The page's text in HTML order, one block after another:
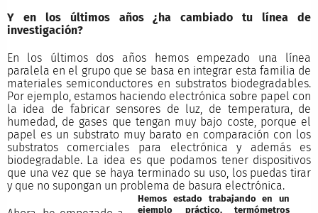
Y en los últimos años ¿ha cambiado tu línea de
investigación?
En los últimos dos años hemos empezado una línea
paralela en el grupo que se basa en integrar esta familia de
materiales semiconductores en substratos biodegradables.
Por ejemplo, estamos haciendo electrónica sobre papel con
la idea de fabricar sensores de luz, de temperatura, de
humedad, de gases que tengan muy bajo coste, porque el
papel es un substrato muy barato en comparación con los
substratos comerciales para electrónica y además es
biodegradable. La idea es que podamos tener dispositivos
que una vez que se haya terminado su uso, los puedas tirar
y que no supongan un problema de basura electrónica.
Hemos estado trabajando en un
ejemplo práctico, termómetros